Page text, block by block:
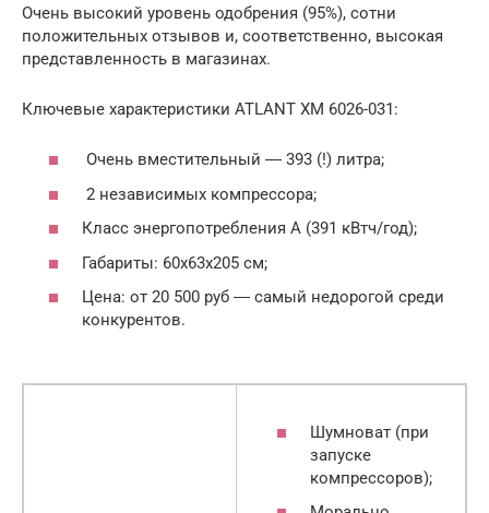
Очень высокий уровень одобрения (95%), сотни
положительных отзывов и, соответственно, высокая
представленность в магазинах.
Ключевые характеристики ATLANT ХМ 6026-031:
Очень вместительный ― 393 (!) литра;
2 независимых компрессора;
Класс энергопотребления А (391 кВтч/год);
Габариты: 60x63x205 см;
Цена: от 20 500 руб ― самый недорогой среди
конкурентов.
Шумноват (при
запуске
компрессоров);